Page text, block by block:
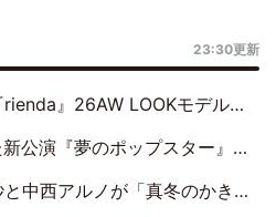
23:30更新
』26AW LOOKモデルに就任
ップスター』 初日から全身全霊のステージ
で火花散らす！ 因縁の裏にあるのは、逆境をともに“凌”ぐ似た者同士の絆